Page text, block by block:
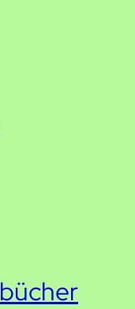
bücher